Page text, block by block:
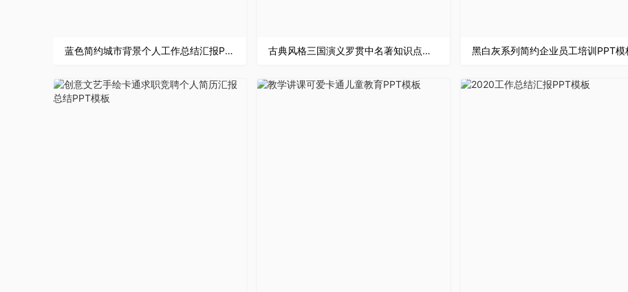
蓝色简约城市背景个人工作总结汇报PPT模板 古典风格三国演义罗贯中名著知识点梳理语文课程教师专用PPT模板 黑白灰系列简约企业员工培训PPT模